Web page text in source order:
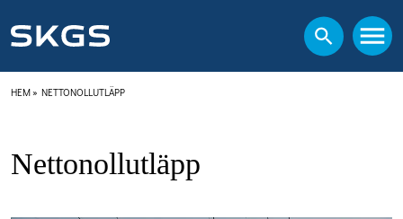
HEM» NETTONOLLUTLÄPP
Nettonollutläpp